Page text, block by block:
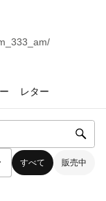
レター
すべて 販売中